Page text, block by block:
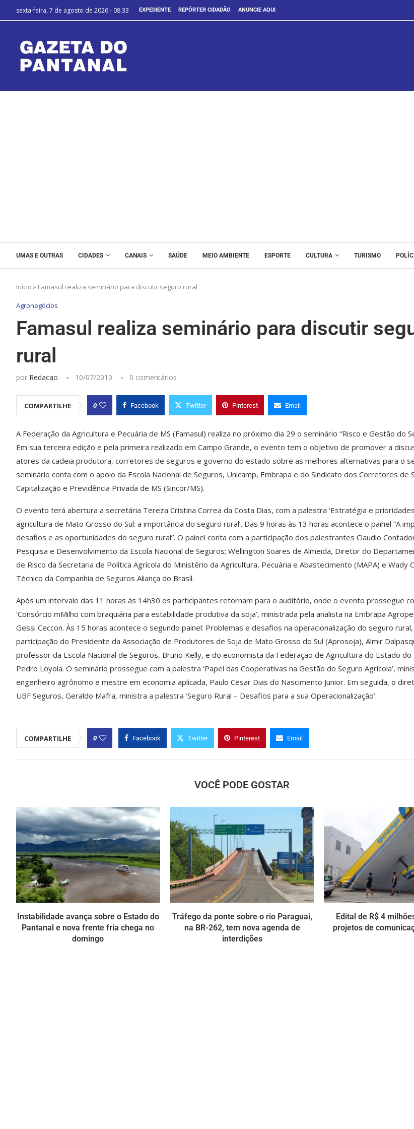
sexta-feira, 7 de agosto de 2026 - 08:33 EXPEDIENTE REPÓRTER CIDADÃO ANUNCIE AQUI
UMAS E OUTRAS CIDADES CANAIS SAÚDE MEIO AMBIENTE ESPORTE CULTURA TURISMO
Início » Famasul realiza seminário para discutir seguro rural
Agronegócios
Famasul realiza seminário para discutir
rural
por Redacao 10/07/2010 0 comentários
COMPARTILHE 0 Facebook Twitter Pinterest Email
A Federação da Agricultura e Pecuária de MS (Famasul) realiza no próximo dia 29 o seminário “Risco e Gestão do
Em sua terceira edição e pela primeira realizado em Campo Grande, o evento tem o objetivo de promover a
atores da cadeia produtora, corretores de seguros e governo do estado sobre as melhores alternativas para o
seminário conta com o apoio da Escola Nacional de Seguros, Unicamp, Embrapa e do Sindicato dos Corretores de
Capitalização e Previdência Privada de MS (Sincor/MS).
O evento terá abertura a secretária Tereza Cristina Correa da Costa Dias, com a palestra ‘Estratégia e
agricultura de Mato Grosso do Sul: a importância do seguro rural’. Das 9 horas às 13 horas acontece o painel “A
desafios e as oportunidades do seguro rural”. O painel conta com a participação dos palestrantes Claudio
Pesquisa e Desenvolvimento da Escola Nacional de Seguros; Wellington Soares de Almeida, Diretor do
de Risco da Secretaria de Política Agrícola do Ministério da Agricultura, Pecuária e Abastecimento (MAPA) e Wady
Técnico da Companhia de Seguros Aliança do Brasil.
Após um intervalo das 11 horas às 14h30 os participantes retornam para o auditório, onde o evento prossegue
‘Consórcio mMilho com braquiária para estabilidade produtiva da soja’, ministrada pela analista na Embrapa
Gessi Ceccon. Às 15 horas acontece o segundo painel: Problemas e desafios na operacionalização do seguro
participação do Presidente da Associação de Produtores de Soja de Mato Grosso do Sul (Aprosoja), Almir
professor da Escola Nacional de Seguros, Bruno Kelly, e do economista da Federação de Agricultura do Estado do
Pedro Loyola. O seminário prossegue com a palestra ‘Papel das Cooperativas na Gestão do Seguro Agrícola’,
engenheiro agrônomo e mestre em economia aplicada, Paulo Cesar Dias do Nascimento Junior. Em seguida, o
UBF Seguros, Geraldo Mafra, ministra a palestra ‘Seguro Rural – Desafios para a sua Operacionalização’.
COMPARTILHE 0 Facebook Twitter Pinterest Email
VOCÊ PODE GOSTAR
Instabilidade avança sobre o Estado do
Pantanal e nova frente fria chega no
domingo
Tráfego da ponte sobre o rio Paraguai,
na BR-262, tem nova agenda de
interdições
Edital de R$ 4
projetos de